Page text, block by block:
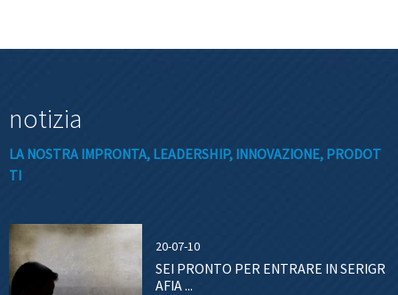
notizia
LA NOSTRA IMPRONTA, LEADERSHIP, INNOVAZIONE, PRODOT
TI
20-07-10
SEI PRONTO PER ENTRARE IN SERIGR
AFIA ...